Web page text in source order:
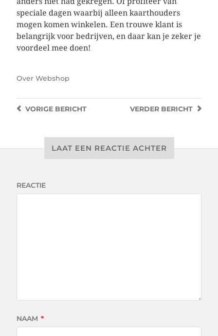
speciale dagen waarbij alleen kaarthouders
mogen komen winkelen. Een trouwe klant is
belangrijk voor bedrijven, en daar kan je zeker je
voordeel mee doen!
Over Webshop
VERDER BERICHT
VORIGEBERICHT
LAAT EEN REACTIE ACHTER
REACTIE
NAAM *